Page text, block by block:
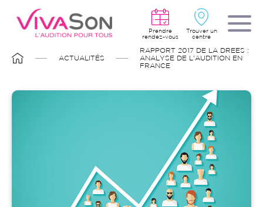
contenu
principal
Prendre
rendez-vous
Trouver un
centre
D'ARIANE
ACTUALITÉS
RAPPORT 2017 DE LA DREES :
ANALYSE DE L'AUDITION EN
FRANCE